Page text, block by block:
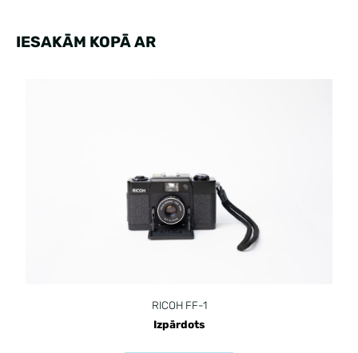
IESAKĀM KOPĀ AR
RICOH FF-1
Izpārdots